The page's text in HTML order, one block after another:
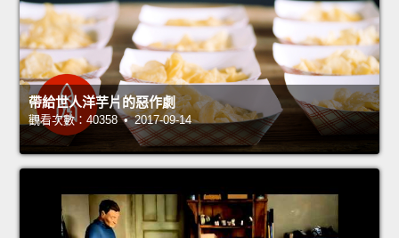
帶給世人洋芋片的惡作劇
觀看次數：40358 • 2017-09-14